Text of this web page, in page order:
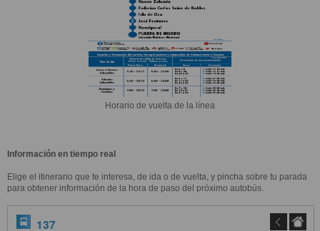
Horario de vuelta de la línea
Información en tiempo real
Elige el itinerario que te interesa, de ida o de vuelta, y pincha sobre tu parada
para obtener información de la hora de paso del próximo autobús.